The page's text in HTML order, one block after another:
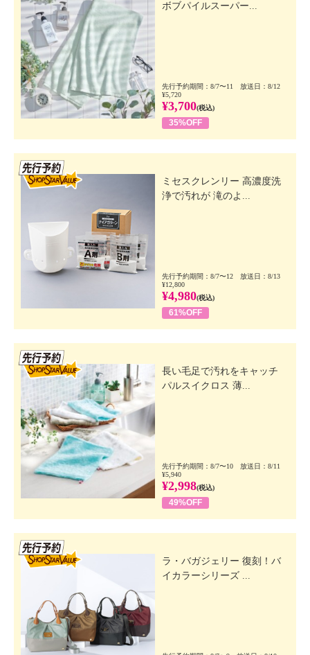
ボブパイルスーパー...
先行予約期間：8/7〜11 放送日：8/12
¥5,720
¥3,700(税込)
35%OFF
ミセスクレンリー 高濃度洗
浄で汚れが 滝のよ...
先行予約期間：8/7〜12 放送日：8/13
¥12,800
¥4,980(税込)
61%OFF
長い毛足で汚れをキャッチ
パルスイクロス 薄...
先行予約期間：8/7〜10 放送日：8/11
¥5,940
¥2,998(税込)
49%OFF
ラ・バガジェリー 復刻！バ
イカラーシリーズ ...